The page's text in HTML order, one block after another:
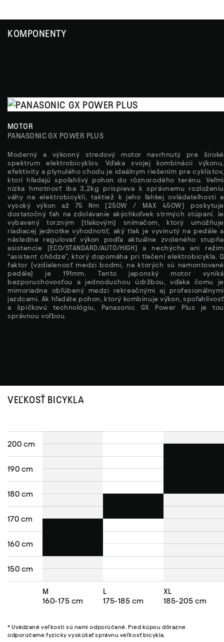
KOMPONENTY
MOTOR
PANASONIC GX POWER PLUS
Moderný a výkonný stredový motor navrhnutý pre široké
spektrum elektrobicyklov. Vďaka svojej kombinácii výkonu,
efektivity a plynulého chodu je ideálnym riešením pre cyklistov,
ktorí hľadajú spoľahlivý pohon do rôznorodého terénu. Veľmi
nízka hmotnosť iba 3,2kg prispieva k správnemu rozloženiu
váhy na elektrobicykli, taktiež k jeho ľahkej ovládateľnosti a
vysoký výkon až 75 Nm (250W / MAX 450W) poskytuje
dostatočný ťah na zdolávanie akýchkoľvek strmých stúpaní. Je
vybavený torzným (tlakovým) snímačom, ktorý umožňuje
riadiacej jednotke vyhodnotiť, aký tlak je vyvinutý na pedále a
následne regulovať výkon podľa aktuálne zvoleného stupňa
asistencie (ECO/STANDARD/AUTO/HIGH) a nechýcha ani režim
“asistent chôdze”, ktorý dopomáha pri tlačení elektrobicykla. Q
faktor (vzdialenosť medzi bodmi, na ktorých sú namontované
pedále) je 191mm. Tento japonský motor vyniká
bezporuchovosťou a jednoduchou údržbou, vďaka čomu je
mimoriadne obľúbený medzi rekreačnými aj profesionálnymi
jazdcami. Ak hľadáte pohon, ktorý kombinuje výkon, spoľahlivosť
a špičkovú technológiu, Panasonic GX Power Plus je tou
správnou voľbou.
VEĽKOSŤ BICYKLA
200 cm
190 cm
180 cm
170 cm
160 cm
150 cm
M
160-175 cm
L
175-185 cm
XL
185-205 cm
* Uvádzané veľkosti sú nami odporúčané. Pred kúpou dôrazne
odporúčame fyzicky vyskúšať správnu veľkosť bicykla.